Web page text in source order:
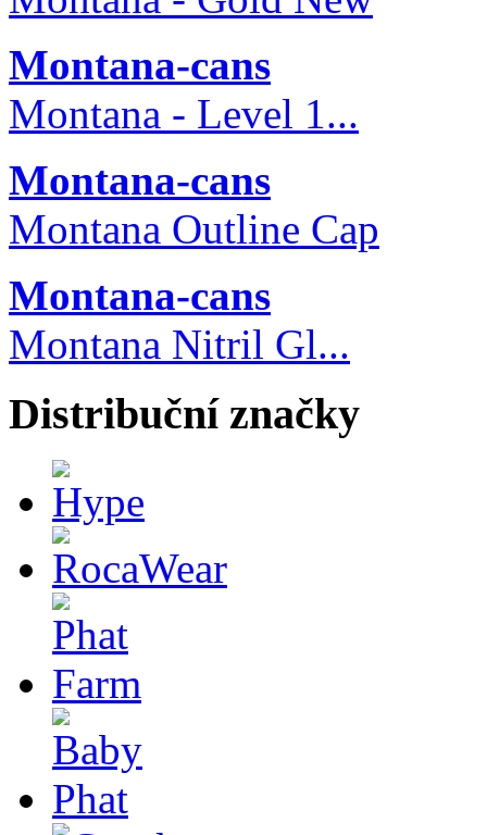
Montana-cans
Montana - Level 1...
Montana-cans
Montana Outline Cap
Montana-cans
Montana Nitril Gl...
Distribuční značky